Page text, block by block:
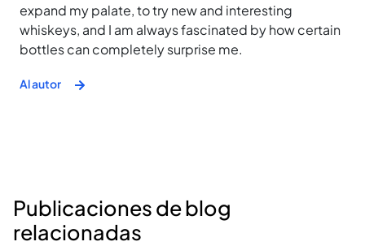
expand my palate, to try new and interesting
whiskeys, and I am always fascinated by how certain
bottles can completely surprise me.
Al autor
Publicaciones de blog
relacionadas